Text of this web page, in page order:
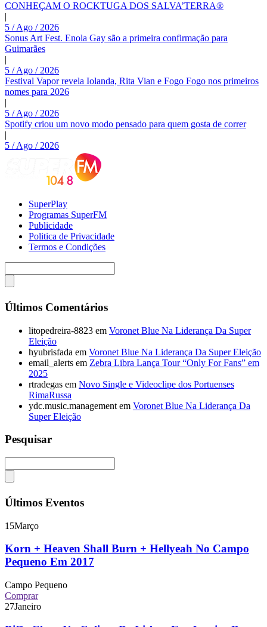
CONHEÇAM O ROCKTUGA DOS SALVA’TERRA®
|
5 / Ago / 2026
Sonus Art Fest. Enola Gay são a primeira confirmação para
Guimarães
|
5 / Ago / 2026
Festival Vapor revela Iolanda, Rita Vian e Fogo Fogo nos primeiros
nomes para 2026
|
5 / Ago / 2026
Spotify criou um novo modo pensado para quem gosta de correr
|
5 / Ago / 2026
SuperPlay
Programas SuperFM
Publicidade
Politica de Privacidade
Termos e Condições
Últimos Comentários
litopedreira-8823 em Voronet Blue Na Liderança Da Super
Eleição
hyubrisfada em Voronet Blue Na Liderança Da Super Eleição
email_alerts em Zebra Libra Lança Tour “Only For Fans” em
2025
rtradegas em Novo Single e Videoclipe dos Portuenses
RimaRussa
ydc.music.management em Voronet Blue Na Liderança Da
Super Eleição
Pesquisar
Últimos Eventos
15Março
Korn + Heaven Shall Burn + Hellyeah No Campo
Pequeno Em 2017
Campo Pequeno
Comprar
27Janeiro